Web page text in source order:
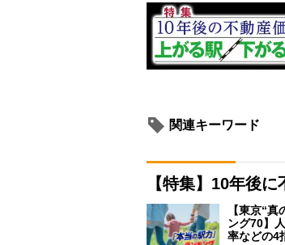
関連キーワード
【特集】10年後
【東京“
ング70】
率などの4